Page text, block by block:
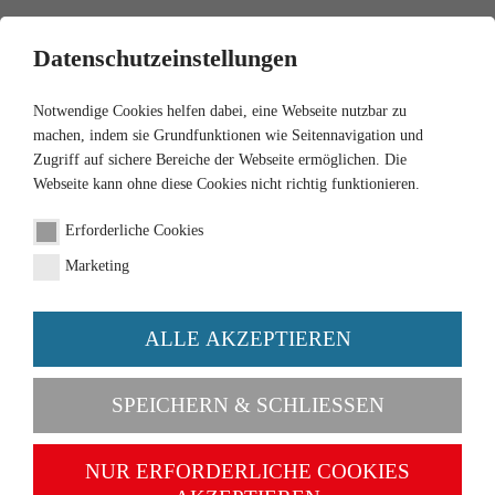
Versandkosten
Gewicht bis 1 kg
Datenschutzeinstellungen
Notwendige Cookies helfen dabei, eine Webseite nutzbar zu
machen, indem sie Grundfunktionen wie Seitennavigation und
Zugriff auf sichere Bereiche der Webseite ermöglichen. Die
Webseite kann ohne diese Cookies nicht richtig funktionieren.
Erforderliche Cookies
Marketing
ALLE AKZEPTIEREN
SPEICHERN & SCHLIESSEN
NUR ERFORDERLICHE COOKIES